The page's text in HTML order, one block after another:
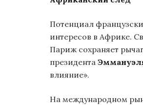
Потенциал
интересов в Африке.
Париж сохраняет
президента
влияние».
На международном